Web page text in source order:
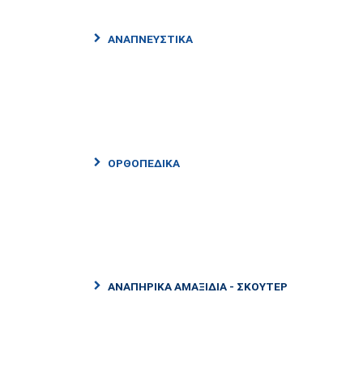
ΑΝΑΠΝΕΥΣΤΙΚΑ
ΟΡΘΟΠΕΔΙΚΑ
ΑΝΑΠΗΡΙΚΑ ΑΜΑΞΙΔΙΑ - ΣΚΟΥΤΕΡ